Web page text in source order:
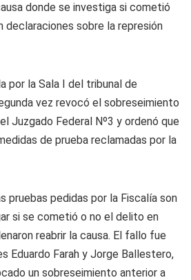
donde se investiga si cometió
declaraciones sobre la represión
por la Sala I del tribunal de
vez revocó el sobreseimiento
Juzgado Federal Nº3 y ordenó que
de prueba reclamadas por la
pruebas pedidas por la Fiscalía son
si se cometió o no el delito en
reabrir la causa. El fallo fue
Eduardo Farah y Jorge Ballestero,
un sobreseimiento anterior a